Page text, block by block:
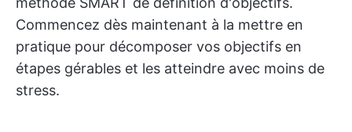
Commencez dès maintenant à la mettre en
pratique pour décomposer vos objectifs en
étapes gérables et les atteindre avec moins de
stress.